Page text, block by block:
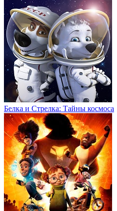
Белка и Стрелка: Тайны космоса